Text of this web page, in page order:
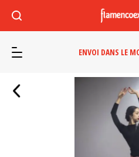
ENVOI DANS LE